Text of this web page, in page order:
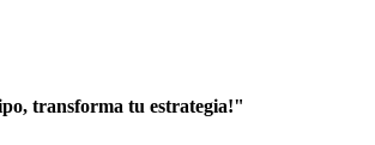
transforma tu estrategia!"